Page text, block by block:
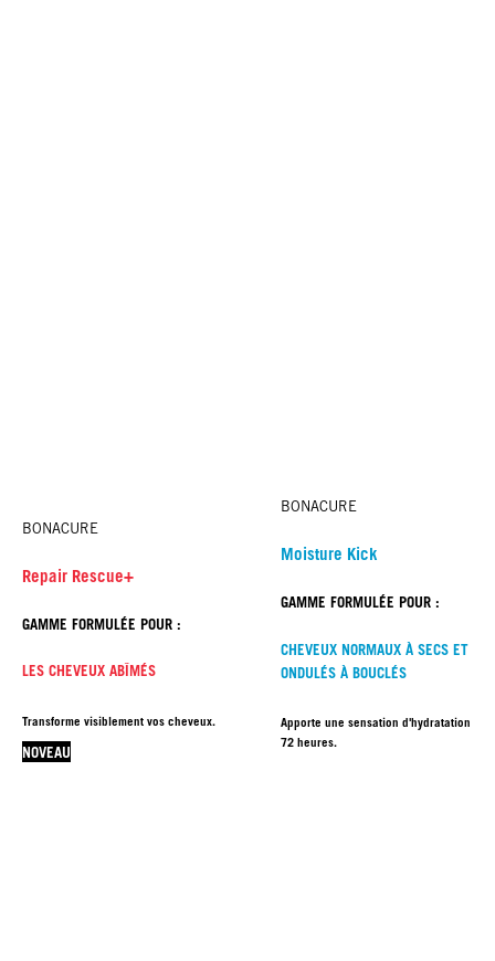
BONACURE
Repair Rescue+
GAMME FORMULÉE POUR :
LES CHEVEUX ABÎMÉS
Transforme visiblement vos cheveux.
NOVEAU
BONACURE
Moisture Kick
GAMME FORMULÉE POUR :
CHEVEUX NORMAUX À SECS ET
ONDULÉS À BOUCLÉS
Apporte une sensation d'hydratation
72 heures.